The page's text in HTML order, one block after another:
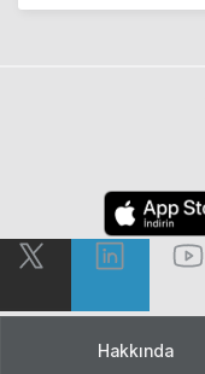
Hakkında